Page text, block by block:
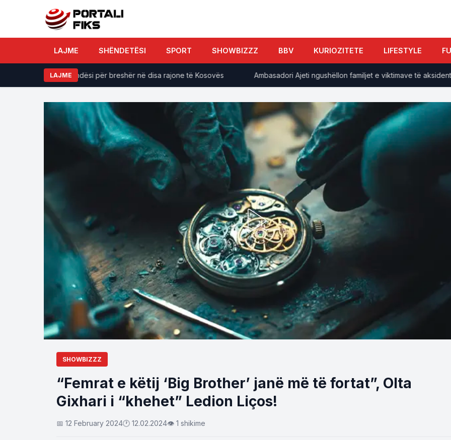
LAJME SHËNDETËSI SPORT SHOWBIZZZ BBV KURIOZITETE LIFESTYLE
LAJME
stuhi dhe mundësi për breshër në disa rajone të Kosovës Ambasadori Ajeti ngushëllon familjet e viktimave të aksidentit
SHOWBIZZZ
“Femrat e këtij ‘Big Brother’ janë më të fortat”, Olta
Gixhari i “khehet” Ledion Liços!
📅 12 February 2024🕐 12.02.2024👁 1 shikime